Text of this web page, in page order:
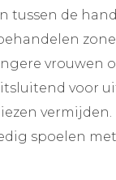
tussen de
vrouwen
voor
spoelen